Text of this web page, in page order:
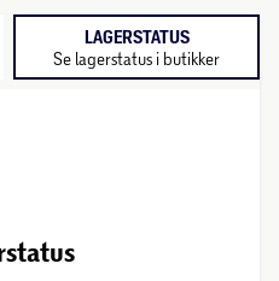
LAGERSTATUS
Se lagerstatus i butikker